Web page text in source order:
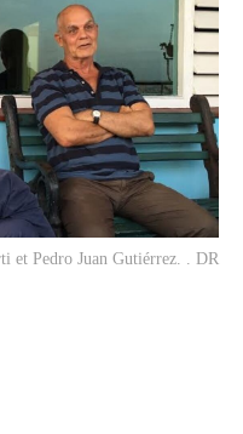
et Pedro Juan Gutiérrez. . DR